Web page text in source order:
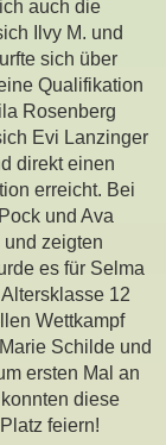
auch die
Ilvy M. und
sich über
Qualifikation
Rosenberg
Evi Lanzinger
direkt einen
erreicht. Bei
und Ava
zeigten
es für Selma
12
Wettkampf
Schilde und
ersten Mal an
diese
feiern!